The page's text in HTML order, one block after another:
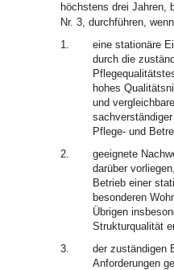
höchstens drei Jahren,
Nr. 3, durchführen, wenn
1.
eine stationäre
durch die
hohes
und
Pflege- und
2.
geeignete
darüber
Betrieb einer
besonderen
Übrigen
Strukturqualität
3.
der zuständigen
Anforderungen